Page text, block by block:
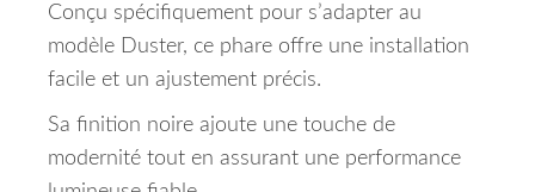
Conçu spécifiquement pour s’adapter au
modèle Duster, ce phare offre une installation
facile et un ajustement précis.
Sa finition noire ajoute une touche de
modernité tout en assurant une performance